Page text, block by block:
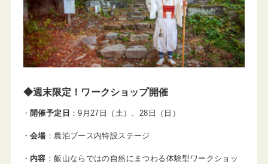
◆週末限定！ワークショップ開催
開催予定日 ：9月27日（土）、28日（日）
会場：農泊ブース内特設ステージ
内容 ：飯山ならではの自然にまつわる体験型ワークショッ